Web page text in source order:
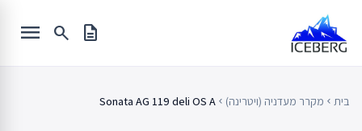
content
description
search
menu
בית chevron_left מקרר מעדניה (ויטרינה) chevron_left
Sonata AG 119 deli OS A